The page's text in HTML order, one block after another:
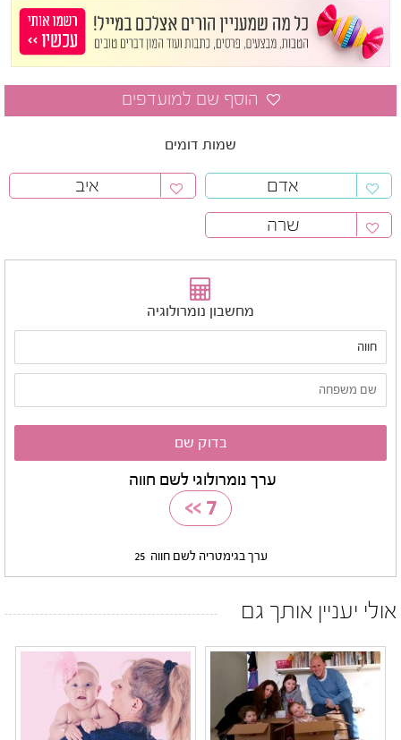
שמות דומים
אדם
איב
שרה
מחשבון נומרולוגיה
ערך נומרולוגי לשם חווה
7
>>
ערך בגימטריה לשם חווה 25
אולי יעניין אותך גם